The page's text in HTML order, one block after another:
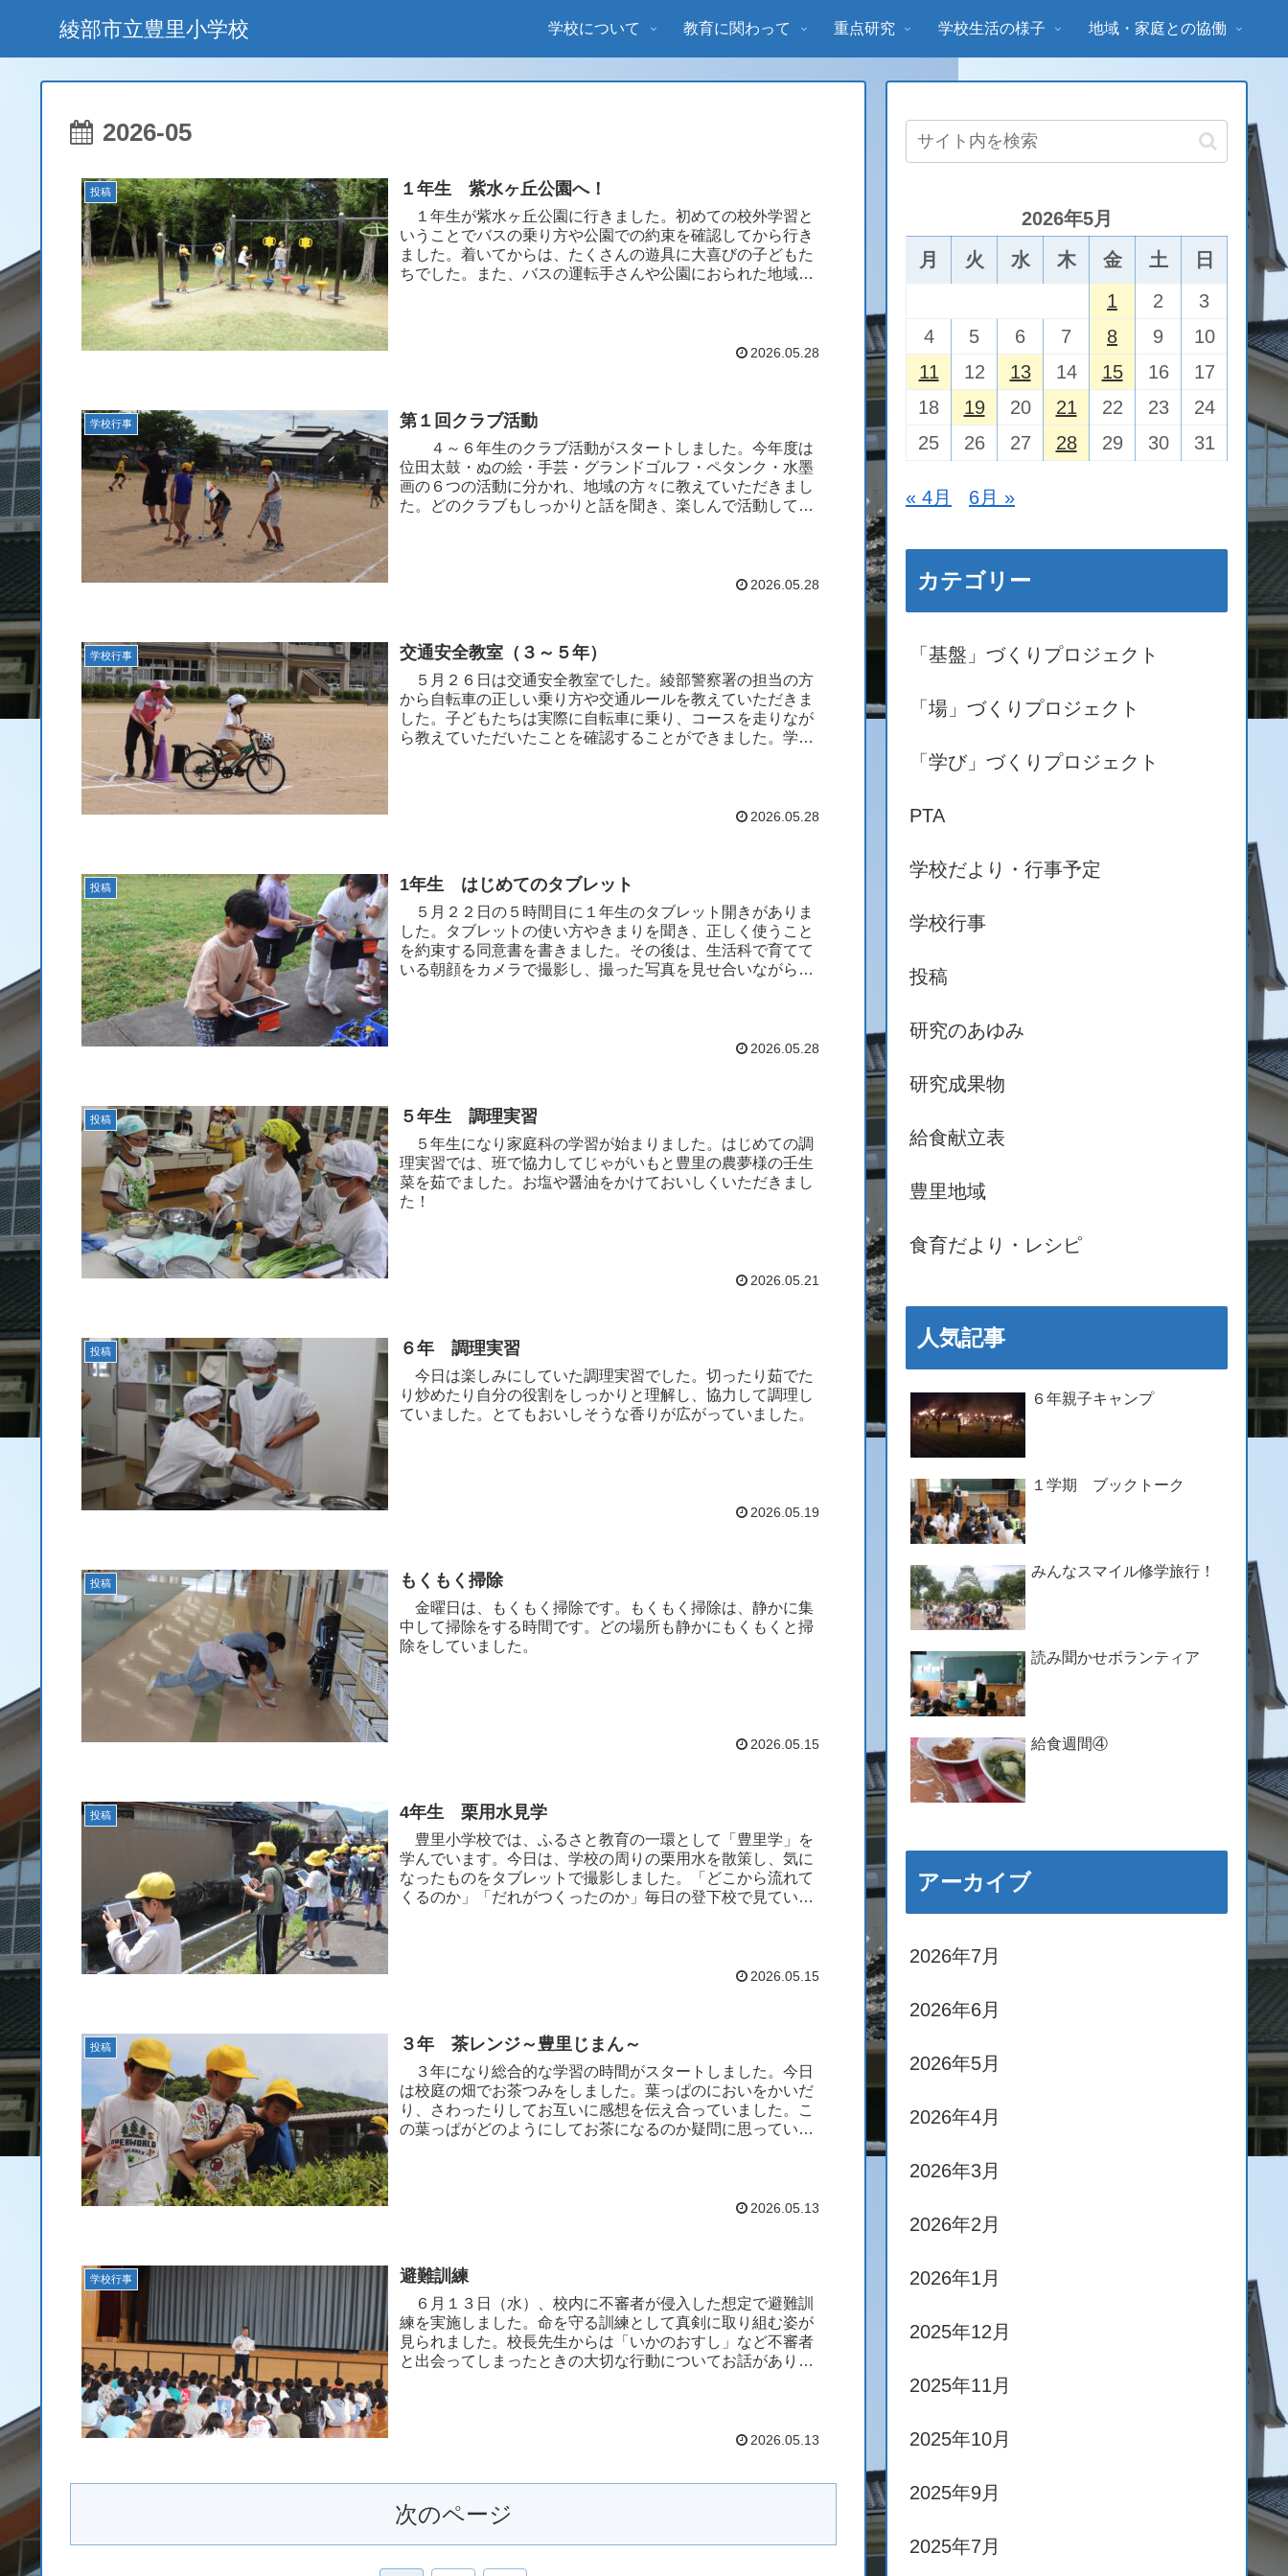
綾部市立豊里小学校 学校について 教育に関わって 重点研究 学校生活の様子 地域・家庭との協働
2026-05
投稿 １年生 紫水ヶ丘公園へ！
１年生が紫水ヶ丘公園に行きました。初めての校外学習と
いうことでバスの乗り方や公園での約束を確認してから行き
ました。着いてからは、たくさんの遊具に大喜びの子どもた
ちでした。また、バスの運転手さんや公園におられた地域の
2026.05.28
学校行事 第１回クラブ活動
４～６年生のクラブ活動がスタートしました。今年度は
位田太鼓・ぬの絵・手芸・グランドゴルフ・ペタンク・水墨
画の６つの活動に分かれ、地域の方々に教えていただきまし
た。どのクラブもしっかりと話を聞き、楽しんで活動してま
2026.05.28
学校行事 交通安全教室（３～５年）
５月２６日は交通安全教室でした。綾部警察署の担当の方
から自転車の正しい乗り方や交通ルールを教えていただきま
した。子どもたちは実際に自転車に乗り、コースを走りなが
ら教えていただいたことを確認することができました。学ん
2026.05.28
投稿 1年生 はじめてのタブレット
５月２２日の５時間目に１年生のタブレット開きがありま
した。タブレットの使い方やきまりを聞き、正しく使うこと
を約束する同意書を書きました。その後は、生活科で育てて
いる朝顔をカメラで撮影し、撮った写真を見せ合いながら自
2026.05.28
投稿 ５年生 調理実習
５年生になり家庭科の学習が始まりました。はじめての調
理実習では、班で協力してじゃがいもと豊里の農夢様の壬生
菜を茹でました。お塩や醤油をかけておいしくいただきまし
た！
2026.05.21
投稿 ６年 調理実習
今日は楽しみにしていた調理実習でした。切ったり茹でた
り炒めたり自分の役割をしっかりと理解し、協力して調理し
ていました。とてもおいしそうな香りが広がっていました。
2026.05.19
投稿 もくもく掃除
金曜日は、もくもく掃除です。もくもく掃除は、静かに集
中して掃除をする時間です。どの場所も静かにもくもくと掃
除をしていました。
2026.05.15
投稿 4年生 栗用水見学
豊里小学校では、ふるさと教育の一環として「豊里学」を
学んでいます。今日は、学校の周りの栗用水を散策し、気に
なったものをタブレットで撮影しました。「どこから流れて
くるのか」「だれがつくったのか」毎日の登下校で見ている
2026.05.15
投稿 ３年 茶レンジ～豊里じまん～
３年になり総合的な学習の時間がスタートしました。今日
は校庭の畑でお茶つみをしました。葉っぱのにおいをかいだ
り、さわったりしてお互いに感想を伝え合っていました。こ
の葉っぱがどのようにしてお茶になるのか疑問に思っている
2026.05.13
学校行事 避難訓練
６月１３日（水）、校内に不審者が侵入した想定で避難訓
練を実施しました。命を守る訓練として真剣に取り組む姿が
見られました。校長先生からは「いかのおすし」など不審者
と出会ってしまったときの大切な行動についてお話があり、
2026.05.13
次のページ
2026年5月
月
火 水 木 金 土
日
1
2
3
4
5 6 7 8 9
10
11
12 13 14 15 16
17
18
19 20 21 22 23
24
25
26 27 28 29 30 31
« 4月 6月 »
カテゴリー
「基盤」づくりプロジェクト
「場」づくりプロジェクト
「学び」づくりプロジェクト
PTA
学校だより・行事予定
学校行事
投稿
研究のあゆみ
研究成果物
給食献立表
豊里地域
食育だより・レシピ
人気記事
６年親子キャンプ
１学期 ブックトーク
みんなスマイル修学旅行！
読み聞かせボランティア
給食週間④
アーカイブ
2026年7月
2026年6月
2026年5月
2026年4月
2026年3月
2026年2月
2026年1月
2025年12月
2025年11月
2025年10月
2025年9月
2025年7月